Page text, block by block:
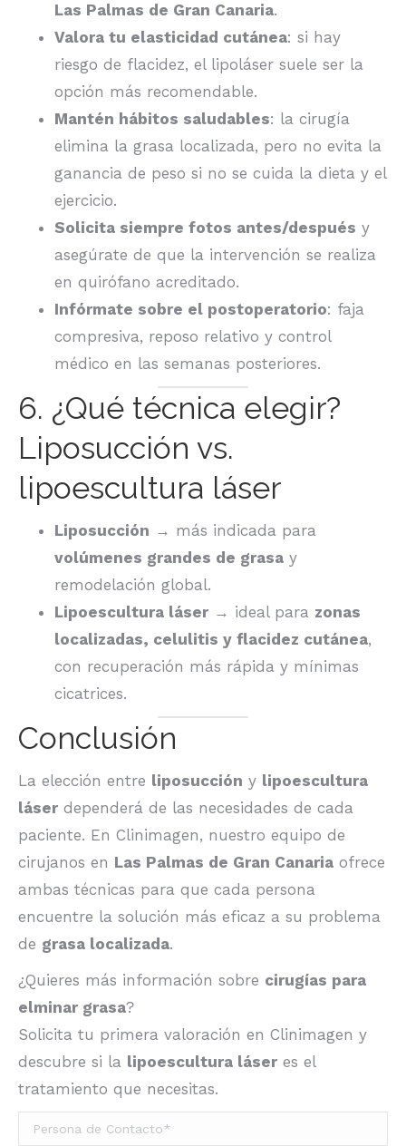
Las Palmas de Gran Canaria.
Valora tu elasticidad cutánea: si hay
riesgo de flacidez, el lipoláser suele ser la
opción más recomendable.
Mantén hábitos saludables: la cirugía
elimina la grasa localizada, pero no evita la
ganancia de peso si no se cuida la dieta y el
ejercicio.
Solicita siempre fotos antes/después y
asegúrate de que la intervención se realiza
en quirófano acreditado.
Infórmate sobre el postoperatorio: faja
compresiva, reposo relativo y control
médico en las semanas posteriores.
6. ¿Qué técnica elegir?
Liposucción vs.
lipoescultura láser
Liposucción → más indicada para
volúmenes grandes de grasa y
remodelación global.
Lipoescultura láser → ideal para zonas
localizadas, celulitis y flacidez cutánea,
con recuperación más rápida y mínimas
cicatrices.
Conclusión
La elección entre liposucción y lipoescultura
láser dependerá de las necesidades de cada
paciente. En Clinimagen, nuestro equipo de
cirujanos en Las Palmas de Gran Canaria ofrece
ambas técnicas para que cada persona
encuentre la solución más eficaz a su problema
de grasa localizada.
¿Quieres más información sobre cirugías para
elminar grasa?
Solicita tu primera valoración en Clinimagen y
descubre si la lipoescultura láser es el
tratamiento que necesitas.